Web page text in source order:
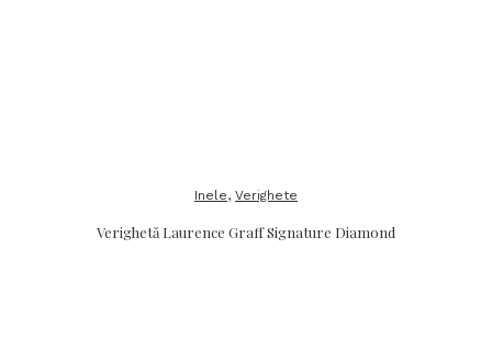
Inele, Verighete
Verighetă Laurence Graff Signature Diamond